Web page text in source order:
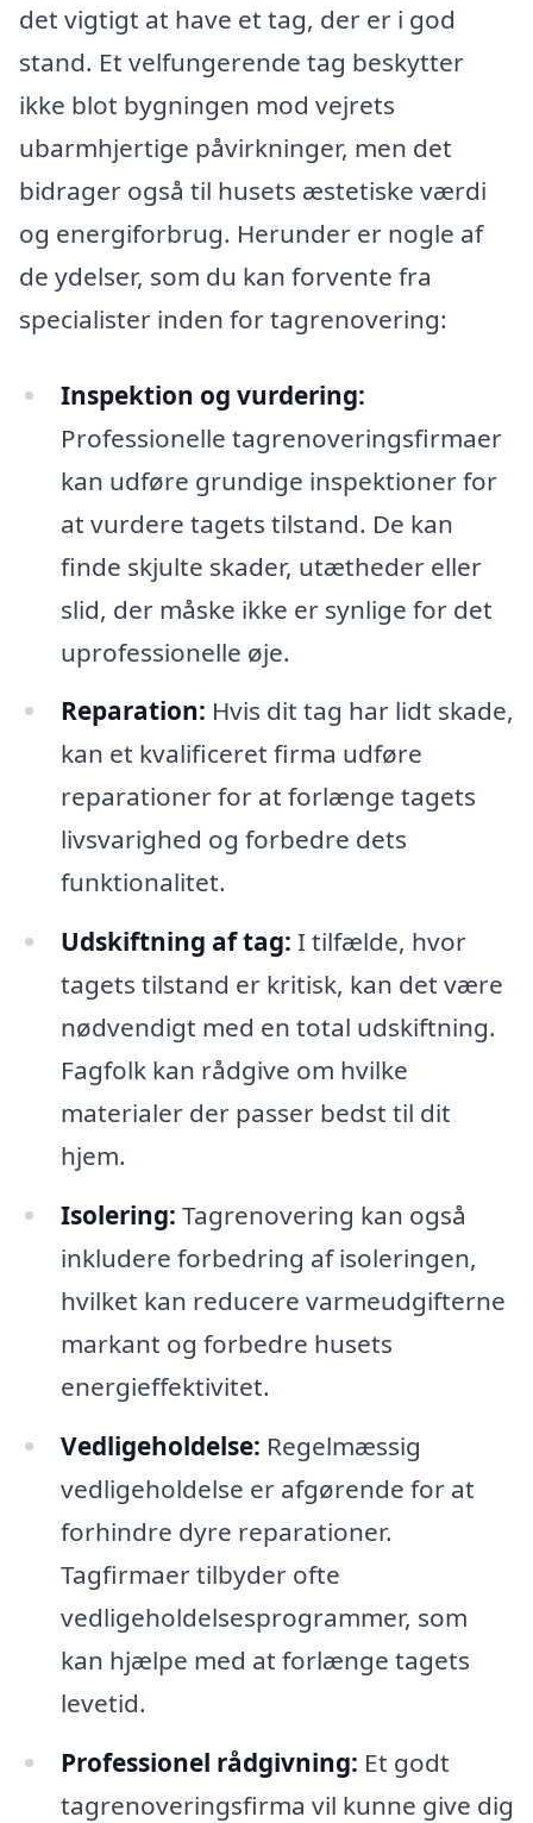
det vigtigt at have et tag, der er i god
stand. Et velfungerende tag beskytter
ikke blot bygningen mod vejrets
ubarmhjertige påvirkninger, men det
bidrager også til husets æstetiske værdi
og energiforbrug. Herunder er nogle af
de ydelser, som du kan forvente fra
specialister inden for tagrenovering:
Inspektion og vurdering:
Professionelle tagrenoveringsfirmaer
kan udføre grundige inspektioner for
at vurdere tagets tilstand. De kan
finde skjulte skader, utætheder eller
slid, der måske ikke er synlige for det
uprofessionelle øje.
Reparation: Hvis dit tag har lidt skade,
kan et kvalificeret firma udføre
reparationer for at forlænge tagets
livsvarighed og forbedre dets
funktionalitet.
Udskiftning af tag: I tilfælde, hvor
tagets tilstand er kritisk, kan det være
nødvendigt med en total udskiftning.
Fagfolk kan rådgive om hvilke
materialer der passer bedst til dit
hjem.
Isolering: Tagrenovering kan også
inkludere forbedring af isoleringen,
hvilket kan reducere varmeudgifterne
markant og forbedre husets
energieffektivitet.
Vedligeholdelse: Regelmæssig
vedligeholdelse er afgørende for at
forhindre dyre reparationer.
Tagfirmaer tilbyder ofte
vedligeholdelsesprogrammer, som
kan hjælpe med at forlænge tagets
levetid.
Professionel rådgivning: Et godt
tagrenoveringsfirma vil kunne give dig